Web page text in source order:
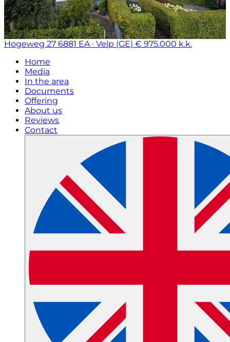
Hogeweg 27 6881 EA · Velp (GE) € 975.000 k.k.
Home
Media
In the area
Documents
Offering
About us
Reviews
Contact